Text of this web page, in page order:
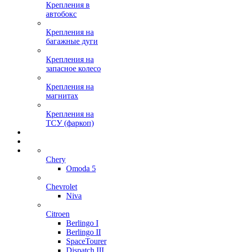
Крепления в
автобокс
Крепления на
багажные дуги
Крепления на
запасное колесо
Крепления на
магнитах
Крепления на
ТСУ (фаркоп)
Chery
Omoda 5
Chevrolet
Niva
Citroen
Berlingo I
Berlingo II
SpaceTourer
Dispatch III